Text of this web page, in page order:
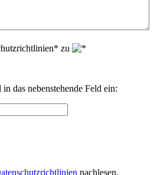
zu
das nebenstehende Feld ein:
nachlesen.